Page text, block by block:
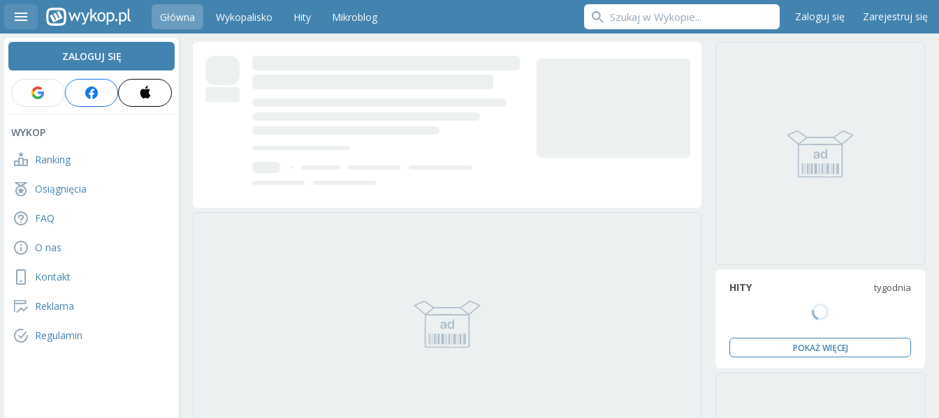
Główna Wykopalisko Hity Mikroblog Zaloguj się Zarejestruj się
ZALOGUJ SIĘ
WYKOP
Ranking
Osiągnięcia
FAQ
O nas
Kontakt
Reklama
Regulamin
HITY tygodnia
POKAŻ WIĘCEJ